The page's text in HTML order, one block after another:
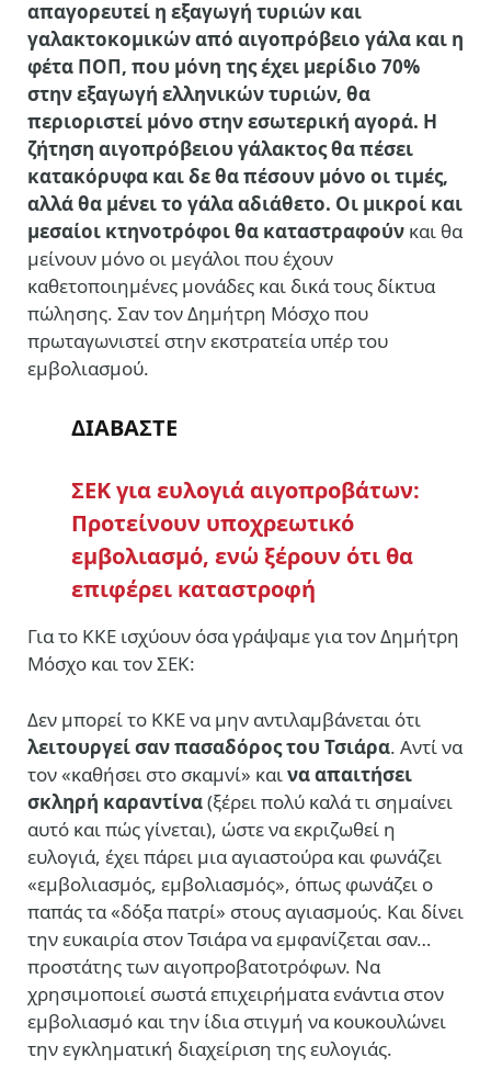
απαγορευτεί η εξαγωγή τυριών και
γαλακτοκομικών από αιγοπρόβειο γάλα και η
φέτα ΠΟΠ, που μόνη της έχει μερίδιο 70%
στην εξαγωγή ελληνικών τυριών, θα
περιοριστεί μόνο στην εσωτερική αγορά. Η
ζήτηση αιγοπρόβειου γάλακτος θα πέσει
κατακόρυφα και δε θα πέσουν μόνο οι τιμές,
αλλά θα μένει το γάλα αδιάθετο. Οι μικροί και
μεσαίοι κτηνοτρόφοι θα καταστραφούν και θα
μείνουν μόνο οι μεγάλοι που έχουν
καθετοποιημένες μονάδες και δικά τους δίκτυα
πώλησης. Σαν τον Δημήτρη Μόσχο που
πρωταγωνιστεί στην εκστρατεία υπέρ του
εμβολιασμού.
ΔΙΑΒΑΣΤΕ
ΣΕΚ για ευλογιά αιγοπροβάτων:
Προτείνουν υποχρεωτικό
εμβολιασμό, ενώ ξέρουν ότι θα
επιφέρει καταστροφή
Για το ΚΚΕ ισχύουν όσα γράψαμε για τον Δημήτρη
Μόσχο και τον ΣΕΚ:
Δεν μπορεί το ΚΚΕ να μην αντιλαμβάνεται ότι
λειτουργεί σαν πασαδόρος του Τσιάρα. Αντί να
τον «καθήσει στο σκαμνί» καινα απαιτήσει
σκληρή καραντίνα(ξέρει πολύ καλά τι σημαίνει
αυτό και πώς γίνεται), ώστε να εκριζωθεί η
ευλογιά, έχει πάρει μια αγιαστούρα και φωνάζει
«εμβολιασμός, εμβολιασμός», όπως φωνάζει ο
παπάς τα «δόξα πατρί» στους αγιασμούς. Και δίνει
την ευκαιρία στον Τσιάρα να εμφανίζεται σαν…
προστάτης των αιγοπροβατοτρόφων. Να
χρησιμοποιεί σωστά επιχειρήματα ενάντια στον
εμβολιασμό και την ίδια στιγμή να κουκουλώνει
την εγκληματική διαχείριση της ευλογιάς.